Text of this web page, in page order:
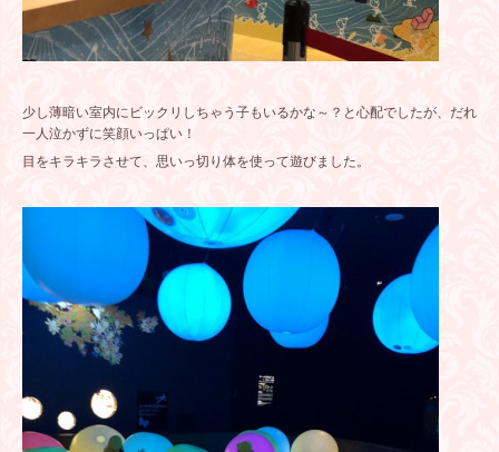
少し薄暗い室内にビックリしちゃう子もいるかな～？と心配でしたが、だれ
一人泣かずに笑顔いっぱい！
目をキラキラさせて、思いっ切り体を使って遊びました。